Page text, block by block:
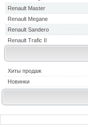
Renault Master
Renault Megane
Renault Sandero
Renault Trafic II
Хиты продаж
Новинки